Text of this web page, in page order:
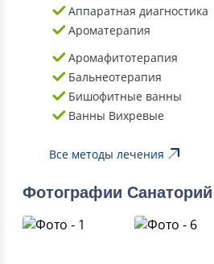
Аппаратная диагностика
Ароматерапия
Аромафитотерапия
Бальнеотерапия
Бишофитные ванны
Ванны Вихревые
Все методы лечения
Фотографии